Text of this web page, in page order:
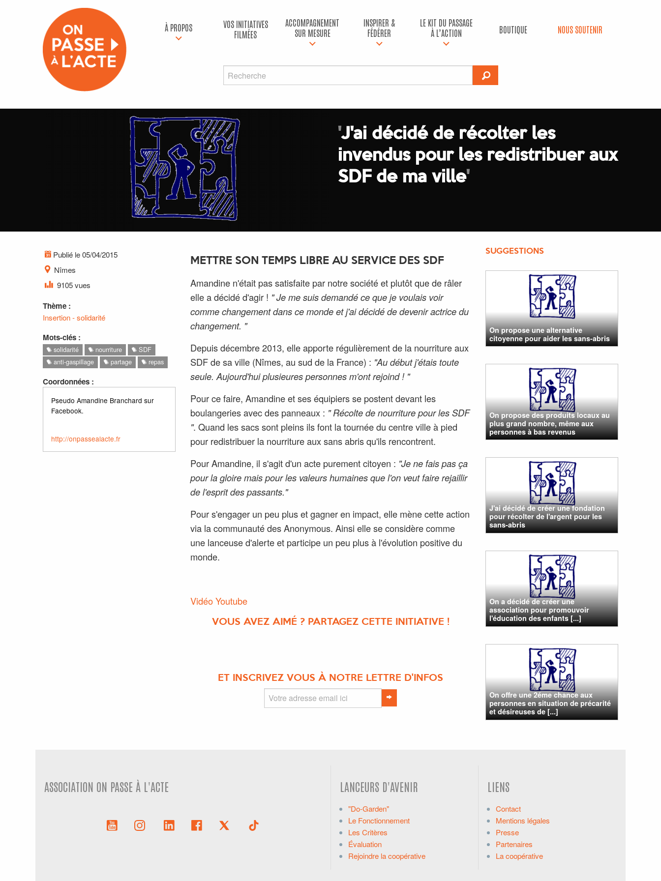
À PROPOS
VOS INITIATIVES
FILMÉES
ACCOMPAGNEMENT
SUR MESURE
INSPIRER &
FÉDÉRER
LE KIT DU PASSAGE
À L’ACTION
BOUTIQUE NOUS SOUTENIR
'J'ai décidé de récolter les
invendus pour les redistribuer aux
SDF de ma ville'
Publié le 05/04/2015
Nîmes
9105 vues
Thème :
Insertion - solidarité
Mots-clés :
solidarité nourriture
SDF
anti-gaspillage
partage repas
Coordonnées :
Pseudo Amandine Branchard sur
Facebook.
http://onpassealacte.fr
METTRE SON TEMPS LIBRE AU SERVICE DES SDF
Amandine n'était pas satisfaite par notre société et plutôt que de râler
elle a décidé d'agir ! " Je me suis demandé ce que je voulais voir
comme changement dans ce monde et j'ai décidé de devenir actrice du
changement. "
Depuis décembre 2013, elle apporte régulièrement de la nourriture aux
SDF de sa ville (Nîmes, au sud de la France) : "Au début j'étais toute
seule. Aujourd'hui plusieures personnes m'ont rejoind ! "
Pour ce faire, Amandine et ses équipiers se postent devant les
boulangeries avec des panneaux : " Récolte de nourriture pour les SDF
". Quand les sacs sont pleins ils font la tournée du centre ville à pied
pour redistribuer la nourriture aux sans abris qu'ils rencontrent.
Pour Amandine, il s'agit d'un acte purement citoyen : "Je ne fais pas ça
pour la gloire mais pour les valeurs humaines que l'on veut faire rejaillir
de l'esprit des passants."
Pour s'engager un peu plus et gagner en impact, elle mène cette action
via la communauté des Anonymous. Ainsi elle se considère comme
une lanceuse d'alerte et participe un peu plus à l'évolution positive du
monde.
Vidéo Youtube
VOUS AVEZ AIMÉ ? PARTAGEZ CETTE INITIATIVE !
ET INSCRIVEZ VOUS À NOTRE LETTRE D'INFOS
SUGGESTIONS
On propose une alternative
citoyenne pour aider les sans-abris
On propose des produits locaux au
plus grand nombre, même aux
personnes à bas revenus
J'ai décidé de créer une fondation
pour récolter de l'argent pour les
sans-abris
On a décidé de créer une
association pour promouvoir
l'éducation des enfants [...]
On offre une 2éme chance aux
personnes en situation de précarité
et désireuses de [...]
ASSOCIATION ON PASSE À L'ACTE LANCEURS D'AVENIR
"Do-Garden"
Le Fonctionnement
Les Critères
Évaluation
Rejoindre la coopérative
LIENS
Contact
Mentions légales
Presse
Partenaires
La coopérative